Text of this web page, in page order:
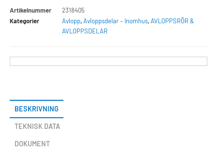
Artikelnummer
2318405
Kategorier
Avlopp,Avloppsdelar – Inomhus,AVLOPPSRÖR &
AVLOPPSDELAR
BESKRIVNING
TEKNISK DATA
DOKUMENT